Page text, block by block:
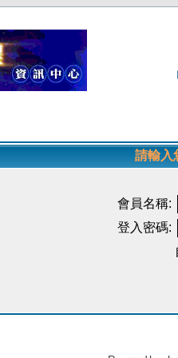
請輸入
會員名稱:
登入密碼: